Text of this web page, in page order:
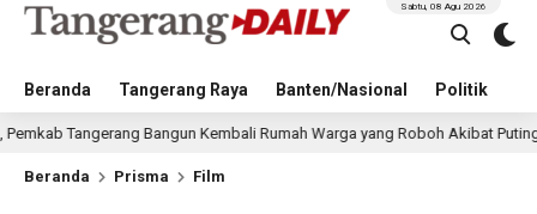
Beranda Tangerang Raya Banten/Nasional Politik
Sabtu, 08 Agu 2026
Bangun Kembali Rumah Warga yang Roboh Akibat Puting Beliung
Beranda Prisma Film